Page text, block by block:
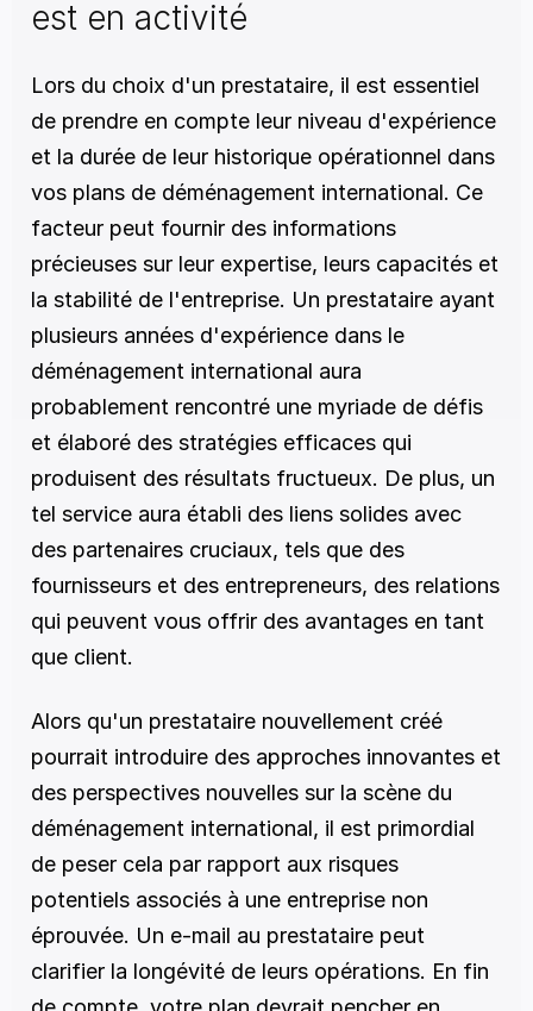
est en activité
Lors du choix d'un prestataire, il est essentiel
de prendre en compte leur niveau d'expérience
et la durée de leur historique opérationnel dans
vos plans de déménagement international. Ce
facteur peut fournir des informations
précieuses sur leur expertise, leurs capacités et
la stabilité de l'entreprise. Un prestataire ayant
plusieurs années d'expérience dans le
déménagement international aura
probablement rencontré une myriade de défis
et élaboré des stratégies efficaces qui
produisent des résultats fructueux. De plus, un
tel service aura établi des liens solides avec
des partenaires cruciaux, tels que des
fournisseurs et des entrepreneurs, des relations
qui peuvent vous offrir des avantages en tant
que client.
Alors qu'un prestataire nouvellement créé
pourrait introduire des approches innovantes et
des perspectives nouvelles sur la scène du
déménagement international, il est primordial
de peser cela par rapport aux risques
potentiels associés à une entreprise non
éprouvée. Un e-mail au prestataire peut
clarifier la longévité de leurs opérations. En fin